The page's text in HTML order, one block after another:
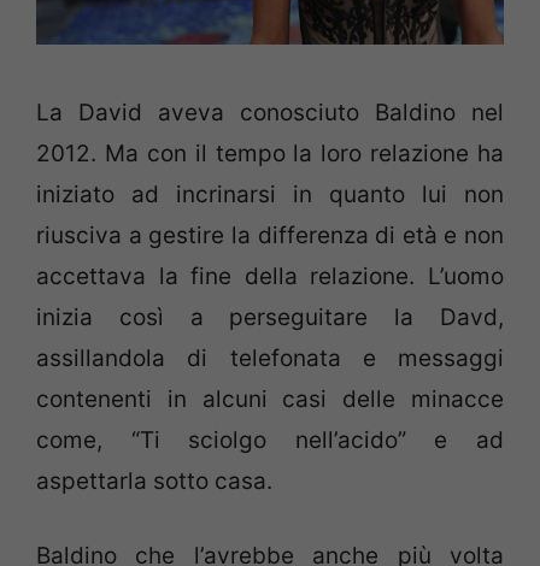
La David aveva conosciuto Baldino nel
2012. Ma con il tempo la loro relazione ha
iniziato ad incrinarsi in quanto lui non
riusciva a gestire la differenza di età e non
accettava la fine della relazione. L’uomo
inizia così a perseguitare la Davd,
assillandola di telefonata e messaggi
contenenti in alcuni casi delle minacce
come, “Ti sciolgo nell’acido” e ad
aspettarla sotto casa.
Baldino che l’avrebbe anche più volta